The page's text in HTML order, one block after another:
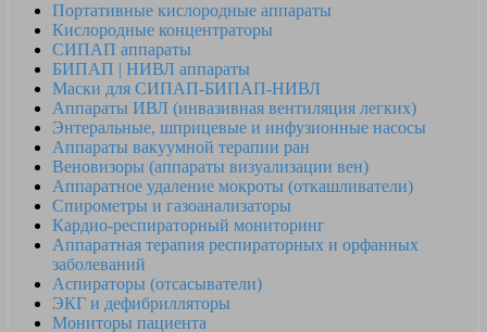
Портативные кислородные аппараты
Кислородные концентраторы
СИПАП аппараты
БИПАП | НИВЛ аппараты
Маски для СИПАП-БИПАП-НИВЛ
Аппараты ИВЛ (инвазивная вентиляция легких)
Энтеральные, шприцевые и инфузионные насосы
Аппараты вакуумной терапии ран
Веновизоры (аппараты визуализации вен)
Аппаратное удаление мокроты (откашливатели)
Спирометры и газоанализаторы
Кардио-респираторный мониторинг
Аппаратная терапия респираторных и орфанных
заболеваний
Аспираторы (отсасыватели)
ЭКГ и дефибрилляторы
Мониторы пациента